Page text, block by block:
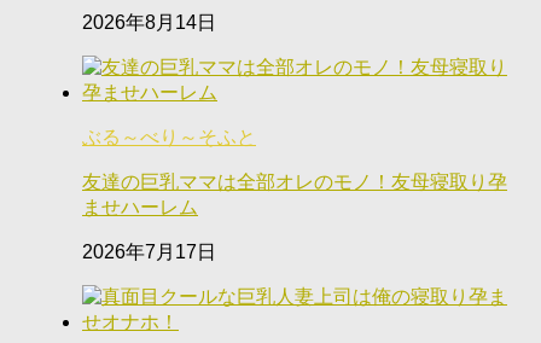
2026年8月14日
ぶる～べり～そふと
友達の巨乳ママは全部オレのモノ！友母寝取り孕
ませハーレム
2026年7月17日